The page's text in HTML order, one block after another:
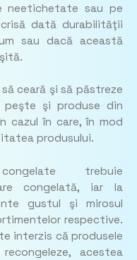
neetichetate sau pe
dată durabilităţii
sau dacă această
ceară şi să păstreze
peşte şi produse din
cazul în care, în mod
produsului.
trebuie
congelată, iar la
gustul şi mirosul
respective.
interzis că produsele
acestea